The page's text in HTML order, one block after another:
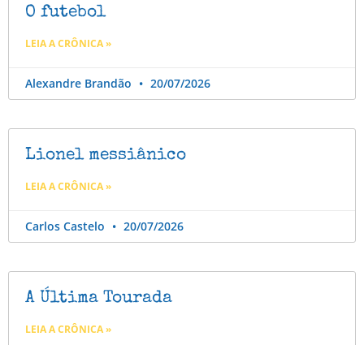
O futebol
LEIA A CRÔNICA »
Alexandre Brandão 20/07/2026
Lionel messiânico
LEIA A CRÔNICA »
Carlos Castelo 20/07/2026
A Última Tourada
LEIA A CRÔNICA »